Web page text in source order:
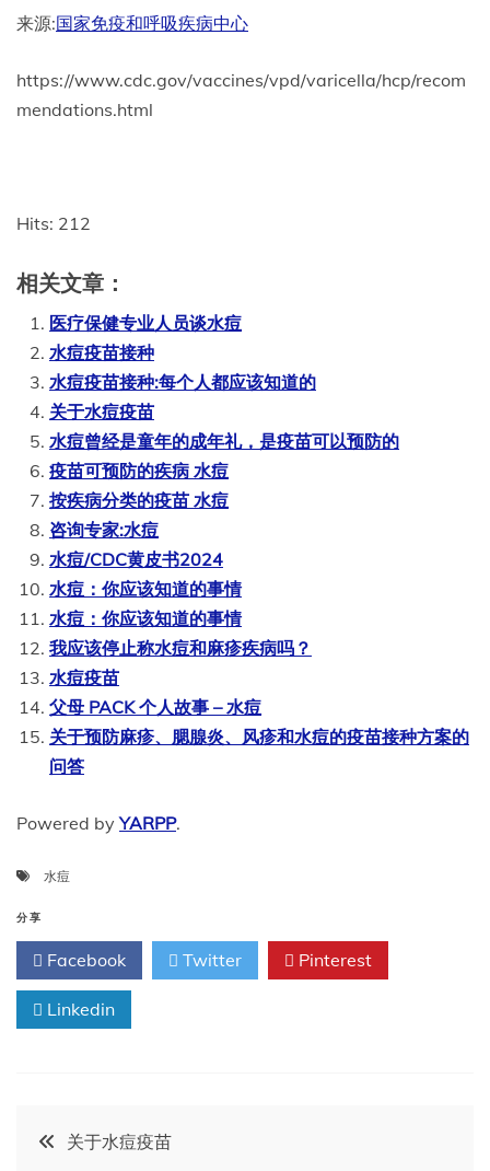
来源:国家免疫和呼吸疾病中心
https://www.cdc.gov/vaccines/vpd/varicella/hcp/recom
mendations.html
Hits: 212
相关文章：
医疗保健专业人员谈水痘
水痘疫苗接种
水痘疫苗接种:每个人都应该知道的
关于水痘疫苗
水痘曾经是童年的成年礼，是疫苗可以预防的
疫苗可预防的疾病 水痘
按疾病分类的疫苗 水痘
咨询专家:水痘
水痘/CDC黄皮书2024
水痘：你应该知道的事情
水痘：你应该知道的事情
我应该停止称水痘和麻疹疾病吗？
水痘疫苗
父母 PACK 个人故事 – 水痘
关于预防麻疹、腮腺炎、风疹和水痘的疫苗接种方案的
问答
Powered byYARPP.
水痘
分享
Facebook Twitter Pinterest
Linkedin
文
关于水痘疫苗